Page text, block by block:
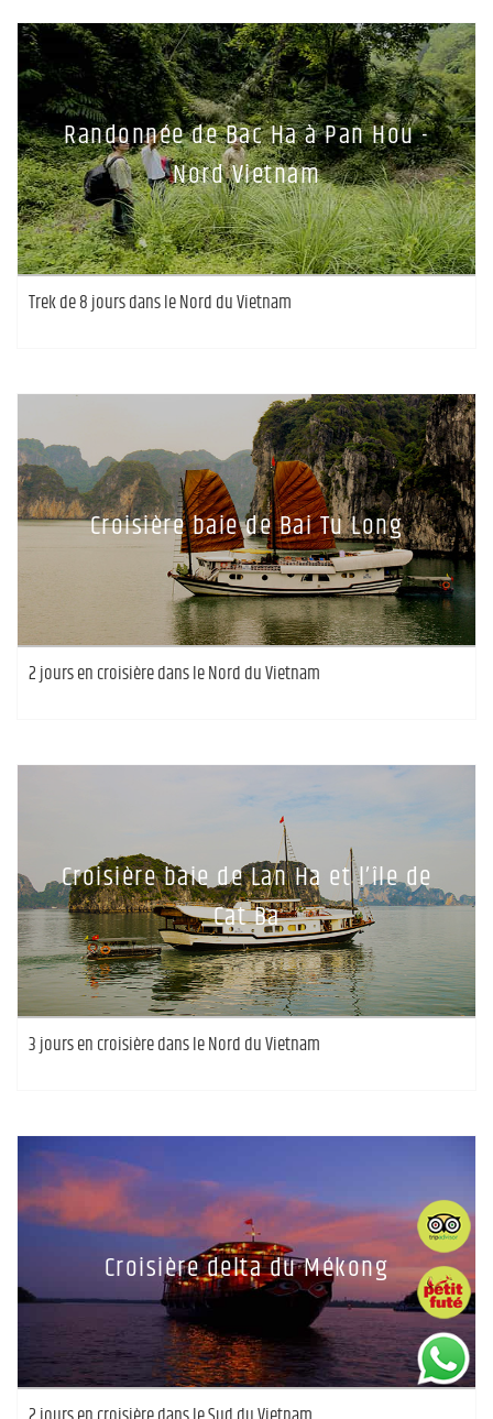
Randonnée de Bac Ha à Pan Hou -
Nord Vietnam
Trek de 8 jours dans le Nord du Vietnam
Croisière baie de Bai Tu Long
2 jours en croisière dans le Nord du Vietnam
Croisière baie de Lan Ha et l’île de
Cat Ba
3 jours en croisière dans le Nord du Vietnam
Croisière delta du Mékong